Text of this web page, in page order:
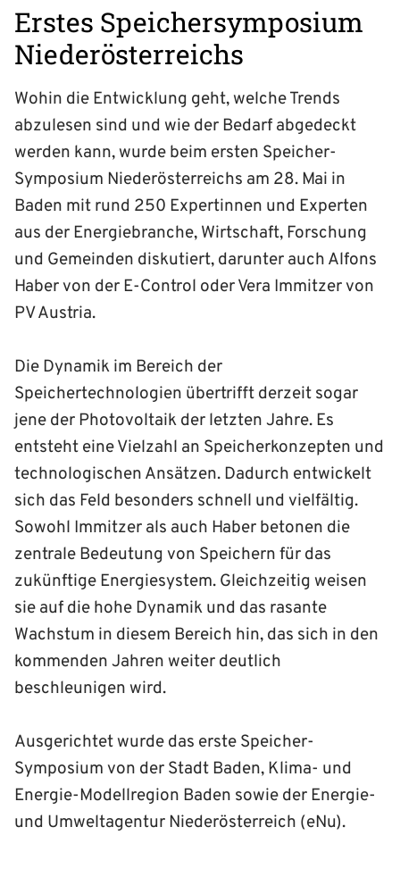
Erstes Speichersymposium
Niederösterreichs
Wohin die Entwicklung geht, welche Trends
abzulesen sind und wie der Bedarf abgedeckt
werden kann, wurde beim ersten Speicher-
Symposium Niederösterreichs am 28. Mai in
Baden mit rund 250 Expertinnen und Experten
aus der Energiebranche, Wirtschaft, Forschung
und Gemeinden diskutiert, darunter auch Alfons
Haber von der E-Control oder Vera Immitzer von
PV Austria.
Die Dynamik im Bereich der
Speichertechnologien übertrifft derzeit sogar
jene der Photovoltaik der letzten Jahre. Es
entsteht eine Vielzahl an Speicherkonzepten und
technologischen Ansätzen. Dadurch entwickelt
sich das Feld besonders schnell und vielfältig.
Sowohl Immitzer als auch Haber betonen die
zentrale Bedeutung von Speichern für das
zukünftige Energiesystem. Gleichzeitig weisen
sie auf die hohe Dynamik und das rasante
Wachstum in diesem Bereich hin, das sich in den
kommenden Jahren weiter deutlich
beschleunigen wird.
Ausgerichtet wurde das erste Speicher-
Symposium von der Stadt Baden, Klima- und
Energie-Modellregion Baden sowie der Energie-
und Umweltagentur Niederösterreich (eNu).